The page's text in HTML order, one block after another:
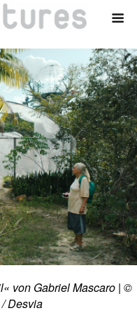
von Gabriel Mascaro | ©
Desvia